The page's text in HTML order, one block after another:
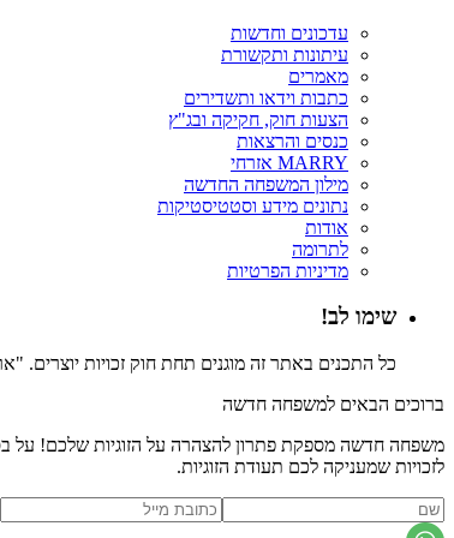
עדכונים וחדשות
עיתונות ותקשורת
מאמרים
כתבות וידאו ותשדירים
הצעות חוק, חקיקה ובג"ץ
כנסים והרצאות
MARRY אזרחי
מילון המשפחה החדשה
נתונים מידע וסטטיסטיקות
אודות
לתרומה
מדיניות הפרטיות
שימו לב!
כל התכנים באתר זה מוגנים תחת חוק זכויות
ברוכים הבאים למשפחה חדשה
משפחה חדשה מספקת פתרון להצהרה על הזוגיות שלכם! על
לזכויות שמעניקה לכם תעודת הזוגיות.